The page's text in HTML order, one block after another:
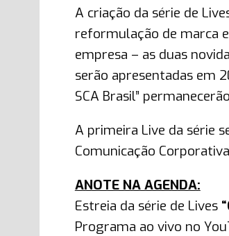
A criação da série de
reformulação de marca
empresa – as duas
serão apresentadas em
SCA Brasil”
A primeira Live da série
Comunicação
ANOTE NA AGENDA:
Estreia da série de Lives
Programa ao vivo no